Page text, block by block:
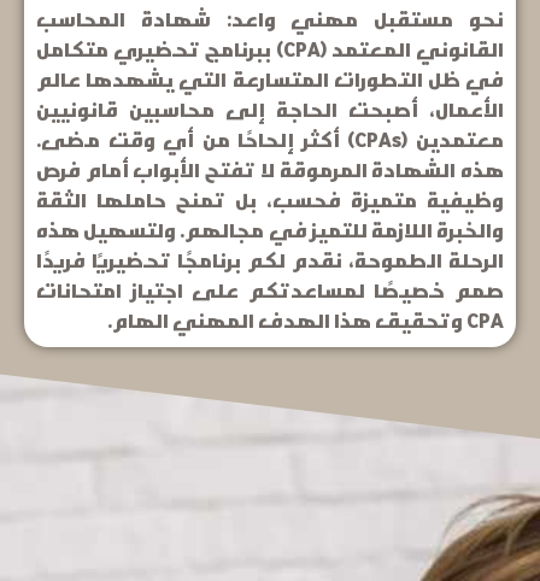
نحو مستقبل مهني واعد: شهادة المحاسب
القانوني المعتمد (CPA) ببرنامج تحضيري متكامل
في ظل التطورات المتسارعة التي يشهدها عالم
الأعمال، أصبحت الحاجة إلى محاسبين قانونيين
معتمدين (CPAs) أكثر إلحاحًا من أي وقت مضى.
هذه الشهادة المرموقة لا تفتح الأبواب أمام فرص
وظيفية متميزة فحسب، بل تمنح حاملها الثقة
والخبرة اللازمة للتميز في مجالهم. ولتسهيل هذه
الرحلة الطموحة، نقدم لكم برنامجًا تحضيريًا فريدًا
صمم خصيصًا لمساعدتكم على اجتياز امتحانات
CPA وتحقيق هذا الهدف المهني الهام.